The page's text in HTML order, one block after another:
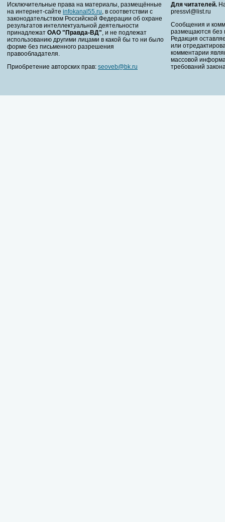
Исключительные права на материалы, размещённые
на интернет-сайте infokanal55.ru , в соответствии с
законодательством Российской Федерации об охране
результатов интеллектуальной деятельности
принадлежат ОАО "Правда-ВД" , и не подлежат
использованию другими лицами в какой бы то ни было
форме без письменного разрешения
правообладателя.
Приобретение авторских прав: seoveb@bk.ru
Для читателей.
pressvl@list.ru
Сообщения и
размещаются без
Редакция
или
комментарии
массовой
требований